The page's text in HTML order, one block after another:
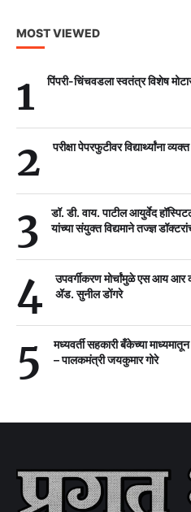
MOST VIEWED
1 पिंपरी-चिंचवडला स्वतंत्र विशेष
2 परीक्षा पेपरफुटीवर विद्यार्थ्यांना
3
डॉ. डी. वाय. पाटील आयुर्वेद
यांच्या संयुक्त विद्यमाने तज्ज्ञ
4
उपवर्गीकरण मोर्चांमुळे एस आय आर
ॲड. सुनील डोंगरे
5
मध्यवर्ती सहकारी बँकेच्या
– पालकमंत्री जयकुमार गोरे